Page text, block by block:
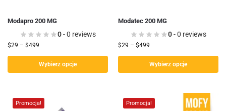
Modapro 200 MG
0- 0 reviews
$29 – $499
Wybierz opcje
Modatec 200 MG
0- 0 reviews
$29 – $499
Wybierz opcje
Promocja! Promocja!